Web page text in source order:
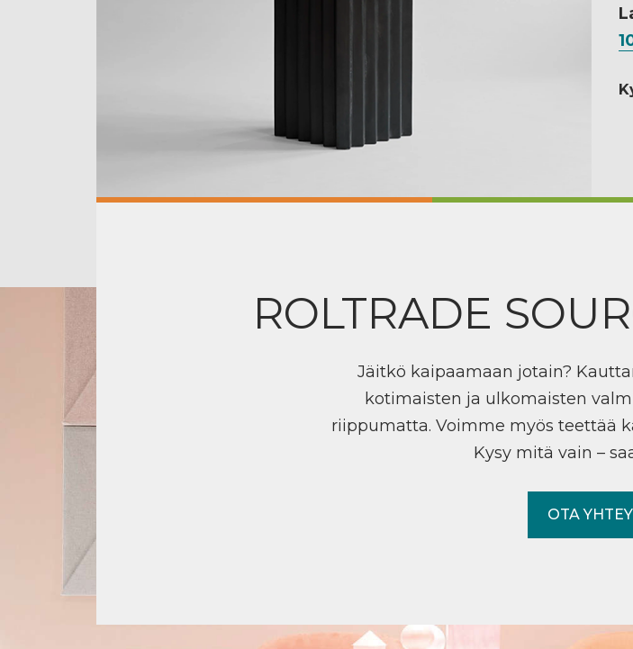
ROLTRADE
Jäitkö kaipaamaan jotain?
kotimaisten ja ulkomaisten
riippumatta. Voimme myös teettää
Kysy mitä vain –
OTA